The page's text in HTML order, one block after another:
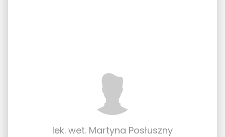
lek. wet. Martyna Posłuszny